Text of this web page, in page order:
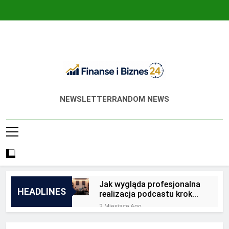
Finanse I Biznes
24
Jak Zadbać O Własne Finanse? Fachowa
NEWSLETTERRANDOM NEWS
HEADLINES
Jak wygląda profesjonalna
realizacja podcastu krok
po kroku?
2 Miesiące Ago